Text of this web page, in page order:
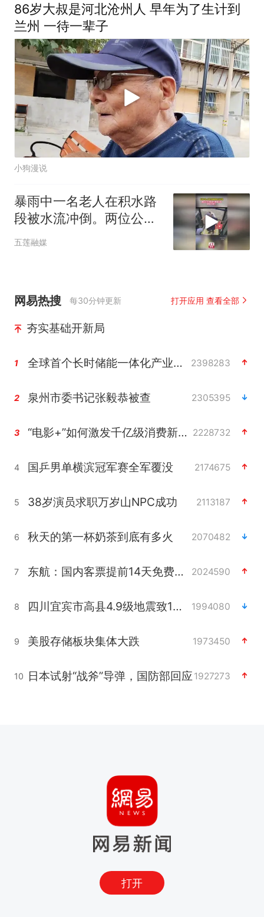
86岁大叔是河北沧州人 早年为了生计到
兰州 一待一辈子
小狗漫说
暴雨中一名老人在积水路
段被水流冲倒。两位公交
司机接力跑到水中，救出
五莲融媒
网易热搜 每30分钟更新 打开应用 查看全部
夯实基础开新局
1 全球首个长时储能一体化产业园量产 2398283
2 泉州市委书记张毅恭被查 2305395
3 “电影+”如何激发千亿级消费新活力？ 2228732
4 国乒男单横滨冠军赛全军覆没 2174675
5 38岁演员求职万岁山NPC成功 2113187
6 秋天的第一杯奶茶到底有多火 2070482
7 东航：国内客票提前14天免费退改 2024590
8 四川宜宾市高县4.9级地震致1人死亡 1994080
9 美股存储板块集体大跌 1973450
10 日本试射“战斧”导弹，国防部回应 1927273
打开